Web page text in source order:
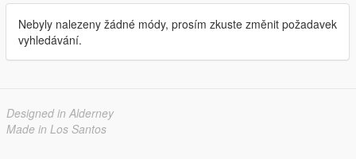
Nebyly nalezeny žádné módy, prosím zkuste změnit požadavek
vyhledávání.
Designed in Alderney
Made in Los Santos